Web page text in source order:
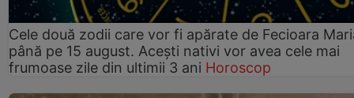
Cele două zodii care vor fi apărate de Fecioara
până pe 15 august. Acești nativi vor avea cele mai
frumoase zile din ultimii 3 ani Horoscop